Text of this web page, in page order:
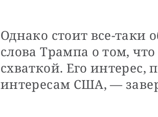
Однако стоит все-таки
слова Трампа о том,
схваткой. Его
интересам США, —